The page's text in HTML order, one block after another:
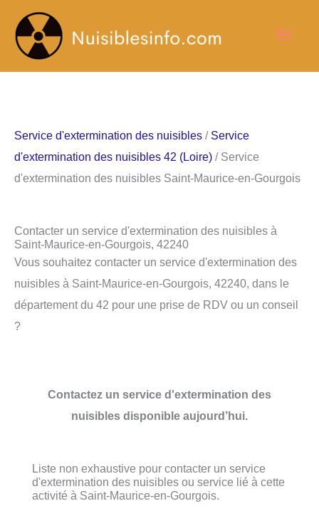
contenu
Service d'extermination des nuisibles / Service
d'extermination des nuisibles 42 (Loire) / Service
d'extermination des nuisibles Saint-Maurice-en-Gourgois
Contacter un service d'extermination des nuisibles à
Saint-Maurice-en-Gourgois, 42240
Vous souhaitez contacter un service d'extermination des
nuisibles à Saint-Maurice-en-Gourgois, 42240, dans le
département du 42 pour une prise de RDV ou un conseil
?
Contactez un service d'extermination des
nuisibles disponible aujourd’hui.
Liste non exhaustive pour contacter un service
d'extermination des nuisibles ou service lié à cette
activité à Saint-Maurice-en-Gourgois.